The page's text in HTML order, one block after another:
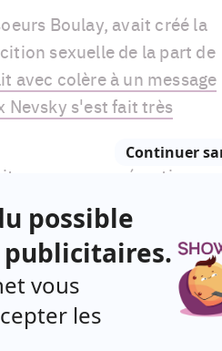
Boulay, avait créé la
sexuelle de la part de
avec colère à un message
Nevsky s'est fait très
revenue avec émotion
sexuelles
de remous.
vouloir prendre du
Perreau